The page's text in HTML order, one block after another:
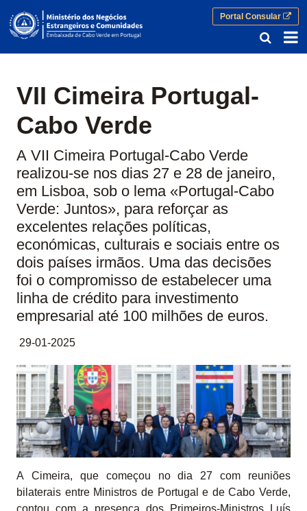
Portal Consular
A VII Cimeira Portugal-Cabo
VII Cimeira Portugal-
Cabo Verde
A VII Cimeira Portugal-Cabo Verde
realizou-se nos dias 27 e 28 de janeiro,
em Lisboa, sob o lema «Portugal-Cabo
Verde: Juntos», para reforçar as
excelentes relações políticas,
económicas, culturais e sociais entre os
dois países irmãos. Uma das decisões
foi o compromisso de estabelecer uma
linha de crédito para investimento
empresarial até 100 milhões de euros.
29-01-2025
A Cimeira, que começou no dia 27 com reuniões
bilaterais entre Ministros de Portugal e de Cabo Verde,
contou com a presença dos Primeiros-Ministros Luís